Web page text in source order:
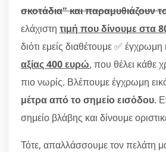
σκοτάδια" και παραμυθιάζουν
ελάχιστη τιμή που δίνουμε στα
διότι εμείς διαθέτουμε ✅
αξίας 400 ευρώ, που θέλει κάθε
πιο νωρίς. Βλέπουμε έγχρωμη
μέτρα από το σημείο εισόδου.
σημείο βλάβης και δίνουμε
Τότε, απαλλάσσουμε τον πελάτη